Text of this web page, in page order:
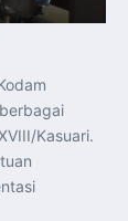
Kasuari.